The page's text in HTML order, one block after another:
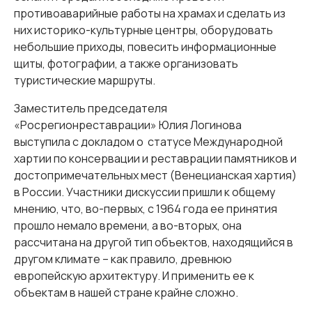
противоаварийные работы на храмах и сделать из
них историко-культурные центры, оборудовать
небольшие приходы, повесить информационные
щиты, фотографии, а также организовать
туристические маршруты.
Заместитель председателя
«Росрегионреставрации» Юлия Логинова
выступила с докладом о статусе Международной
хартии по консервации и реставрации памятников и
достопримечательных мест (Венецианская хартия)
в России. Участники дискуссии пришли к общему
мнению, что, во-первых, с 1964 года ее принятия
прошло немало времени, а во-вторых, она
рассчитана на другой тип объектов, находящийся в
другом климате – как правило, древнюю
европейскую архитектуру. И применить ее к
объектам в нашей стране крайне сложно.